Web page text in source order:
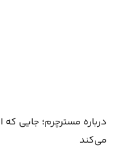
درباره مسترچرم؛ جایی که
می‌کند